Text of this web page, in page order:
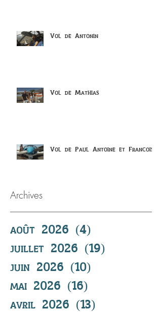
Vol de Antonin
Vol de Mathias
Vol de Paul Antoine et Francois
Archives
août 2026 (4)
juillet 2026 (19)
juin 2026 (10)
mai 2026 (16)
avril 2026 (13)